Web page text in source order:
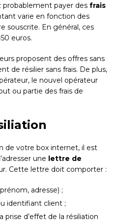
payer des frais
varie en fonction des
souscrite. En général, ces
euros.
proposent des offres sans
de résilier sans frais. De plus,
le nouvel opérateur
ou partie des frais de
de votre box internet, il est
une lettre de
Cette lettre doit comporter :
adresse) ;
identifiant client ;
prise d’effet de la résiliation